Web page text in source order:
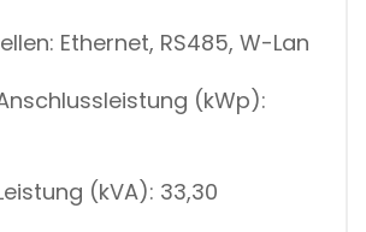
Ethernet, RS485, W-Lan
(kWp):
(kVA): 33,30